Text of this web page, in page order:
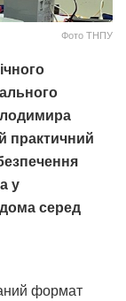
Фото ТНПУ
практичний
у
серед
формат